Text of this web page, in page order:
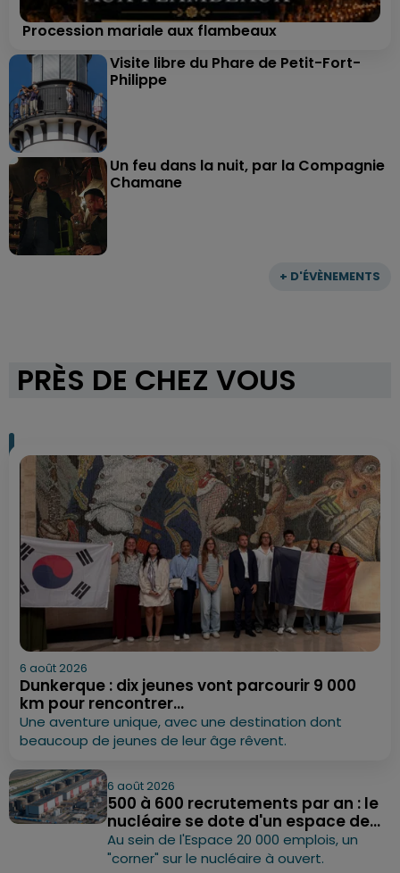
+ D'ÉVÈNEMENTS
Procession mariale aux flambeaux
Visite libre du Phare de Petit-Fort-
Philippe
Un feu dans la nuit, par la Compagnie
Chamane
PRÈS DE CHEZ VOUS
6 août 2026
Dunkerque : dix jeunes vont parcourir 9 000
km pour rencontrer...
Une aventure unique, avec une destination dont
beaucoup de jeunes de leur âge rêvent.
6 août 2026
500 à 600 recrutements par an : le
nucléaire se dote d'un espace de...
Au sein de l'Espace 20 000 emplois, un
"corner" sur le nucléaire à ouvert.